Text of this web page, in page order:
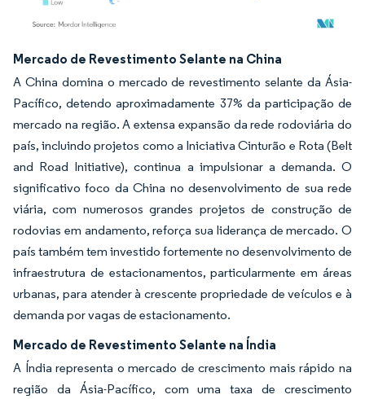
Imagem © Mordor Intelligence. O reuso requer atribuição conforme CC BY 4.0.
Mercado de Revestimento Selante na China
A China domina o mercado de revestimento selante da Ásia-
Pacífico, detendo aproximadamente 37% da participação de
mercado na região. A extensa expansão da rede rodoviária do
país, incluindo projetos como a Iniciativa Cinturão e Rota (Belt
and Road Initiative), continua a impulsionar a demanda. O
significativo foco da China no desenvolvimento de sua rede
viária, com numerosos grandes projetos de construção de
rodovias em andamento, reforça sua liderança de mercado. O
país também tem investido fortemente no desenvolvimento de
infraestrutura de estacionamentos, particularmente em áreas
urbanas, para atender à crescente propriedade de veículos e à
demanda por vagas de estacionamento.
Mercado de Revestimento Selante na Índia
A Índia representa o mercado de crescimento mais rápido na
região da Ásia-Pacífico, com uma taxa de crescimento